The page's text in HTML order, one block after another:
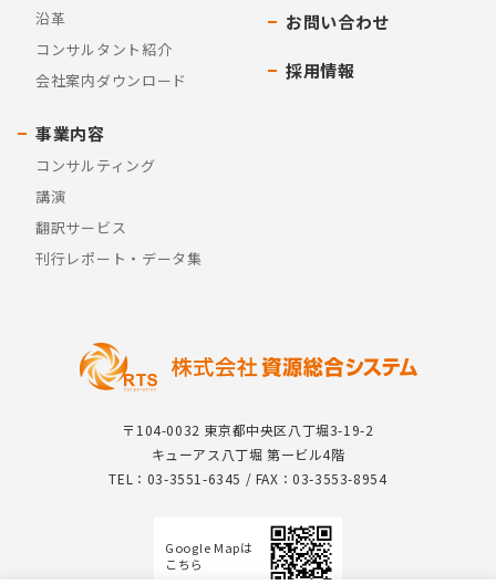
〒104-0032 東京都中央区八丁堀3-19-2
キューアス八丁堀 第一ビル4階
TEL：03-3551-6345 / FAX：03-3553-8954
Google Mapは
こちら
沿革
コンサルタント紹介
会社案内ダウンロード
事業内容
コンサルティング
講演
翻訳サービス
刊行レポート・データ集
お問い合わせ
採用情報